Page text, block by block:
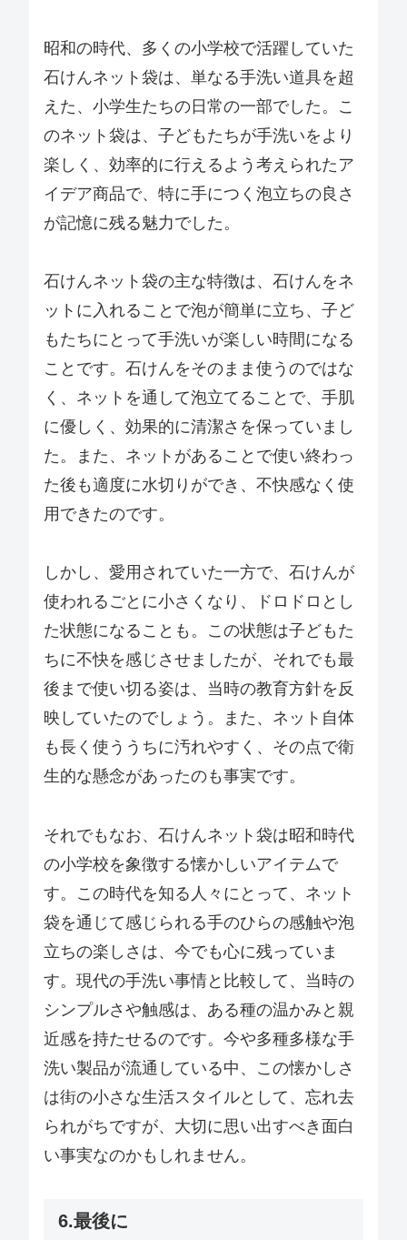
昭和の時代、多くの小学校で活躍していた
石けんネット袋は、単なる手洗い道具を超
えた、小学生たちの日常の一部でした。こ
のネット袋は、子どもたちが手洗いをより
楽しく、効率的に行えるよう考えられたア
イデア商品で、特に手につく泡立ちの良さ
が記憶に残る魅力でした。
石けんネット袋の主な特徴は、石けんをネ
ットに入れることで泡が簡単に立ち、子ど
もたちにとって手洗いが楽しい時間になる
ことです。石けんをそのまま使うのではな
く、ネットを通して泡立てることで、手肌
に優しく、効果的に清潔さを保っていまし
た。また、ネットがあることで使い終わっ
た後も適度に水切りができ、不快感なく使
用できたのです。
しかし、愛用されていた一方で、石けんが
使われるごとに小さくなり、ドロドロとし
た状態になることも。この状態は子どもた
ちに不快を感じさせましたが、それでも最
後まで使い切る姿は、当時の教育方針を反
映していたのでしょう。また、ネット自体
も長く使ううちに汚れやすく、その点で衛
生的な懸念があったのも事実です。
それでもなお、石けんネット袋は昭和時代
の小学校を象徴する懐かしいアイテムで
す。この時代を知る人々にとって、ネット
袋を通じて感じられる手のひらの感触や泡
立ちの楽しさは、今でも心に残っていま
す。現代の手洗い事情と比較して、当時の
シンプルさや触感は、ある種の温かみと親
近感を持たせるのです。今や多種多様な手
洗い製品が流通している中、この懐かしさ
は街の小さな生活スタイルとして、忘れ去
られがちですが、大切に思い出すべき面白
い事実なのかもしれません。
6.最後に